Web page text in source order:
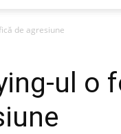
de agresiune
ul o